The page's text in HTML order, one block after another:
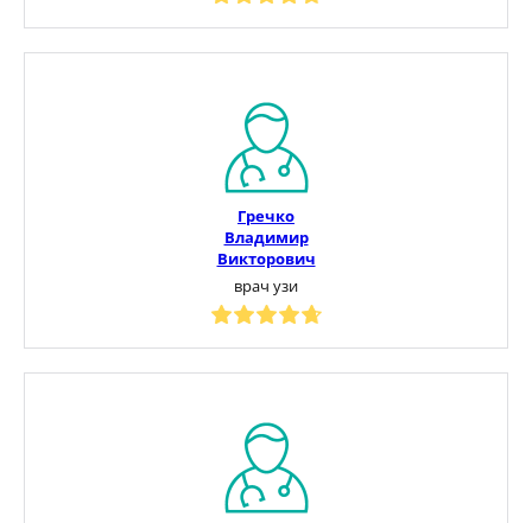
Гречко
Владимир
Викторович
врач узи